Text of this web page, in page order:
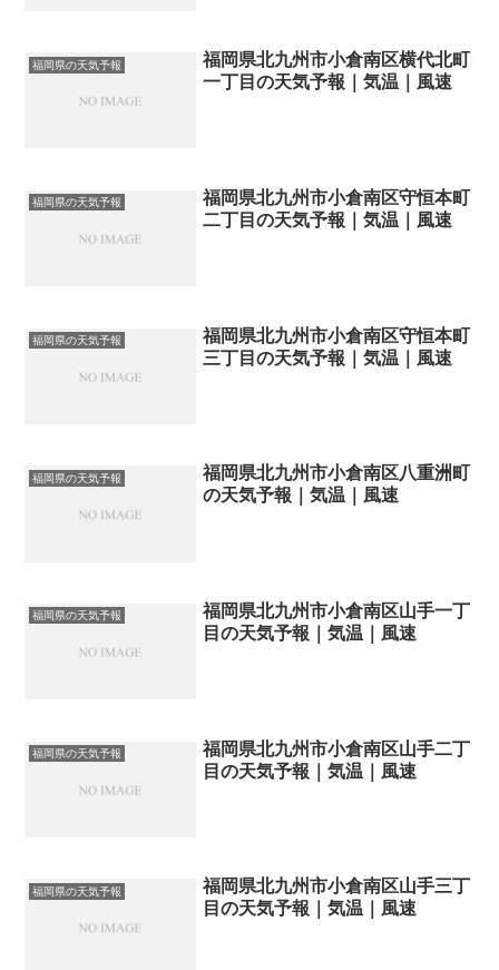
福岡県の天気予報
福岡県北九州市小倉南区横代北町
一丁目の天気予報｜気温｜風速
福岡県の天気予報
福岡県北九州市小倉南区守恒本町
二丁目の天気予報｜気温｜風速
福岡県の天気予報
福岡県北九州市小倉南区守恒本町
三丁目の天気予報｜気温｜風速
福岡県の天気予報
福岡県北九州市小倉南区八重洲町
の天気予報｜気温｜風速
福岡県の天気予報
福岡県北九州市小倉南区山手一丁
目の天気予報｜気温｜風速
福岡県の天気予報
福岡県北九州市小倉南区山手二丁
目の天気予報｜気温｜風速
福岡県の天気予報
福岡県北九州市小倉南区山手三丁
目の天気予報｜気温｜風速